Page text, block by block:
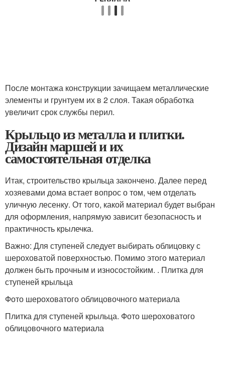
После монтажа конструкции зачищаем металлические
элементы и грунтуем их в 2 слоя. Такая обработка
увеличит срок службы перил.
Крыльцо из металла и плитки.
Дизайн маршей и их
самостоятельная отделка
Итак, строительство крыльца закончено. Далее перед
хозяевами дома встает вопрос о том, чем отделать
уличную лесенку. От того, какой материал будет выбран
для оформления, напрямую зависит безопасность и
практичность крылечка.
Важно: Для ступеней следует выбирать облицовку с
шероховатой поверхностью. Помимо этого материал
должен быть прочным и износостойким. . Плитка для
ступеней крыльца
Фото шероховатого облицовочного материала
Плитка для ступеней крыльца. Фото шероховатого
облицовочного материала